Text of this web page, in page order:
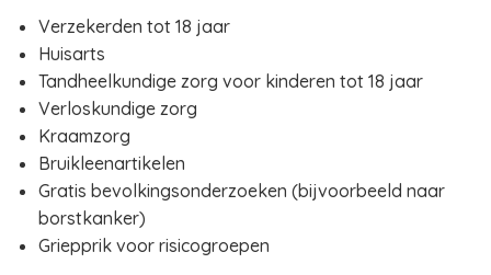
Verzekerden tot 18 jaar
Huisarts
Tandheelkundige zorg voor kinderen tot 18 jaar
Verloskundige zorg
Kraamzorg
Bruikleenartikelen
Gratis bevolkingsonderzoeken (bijvoorbeeld naar
borstkanker)
Griepprik voor risicogroepen